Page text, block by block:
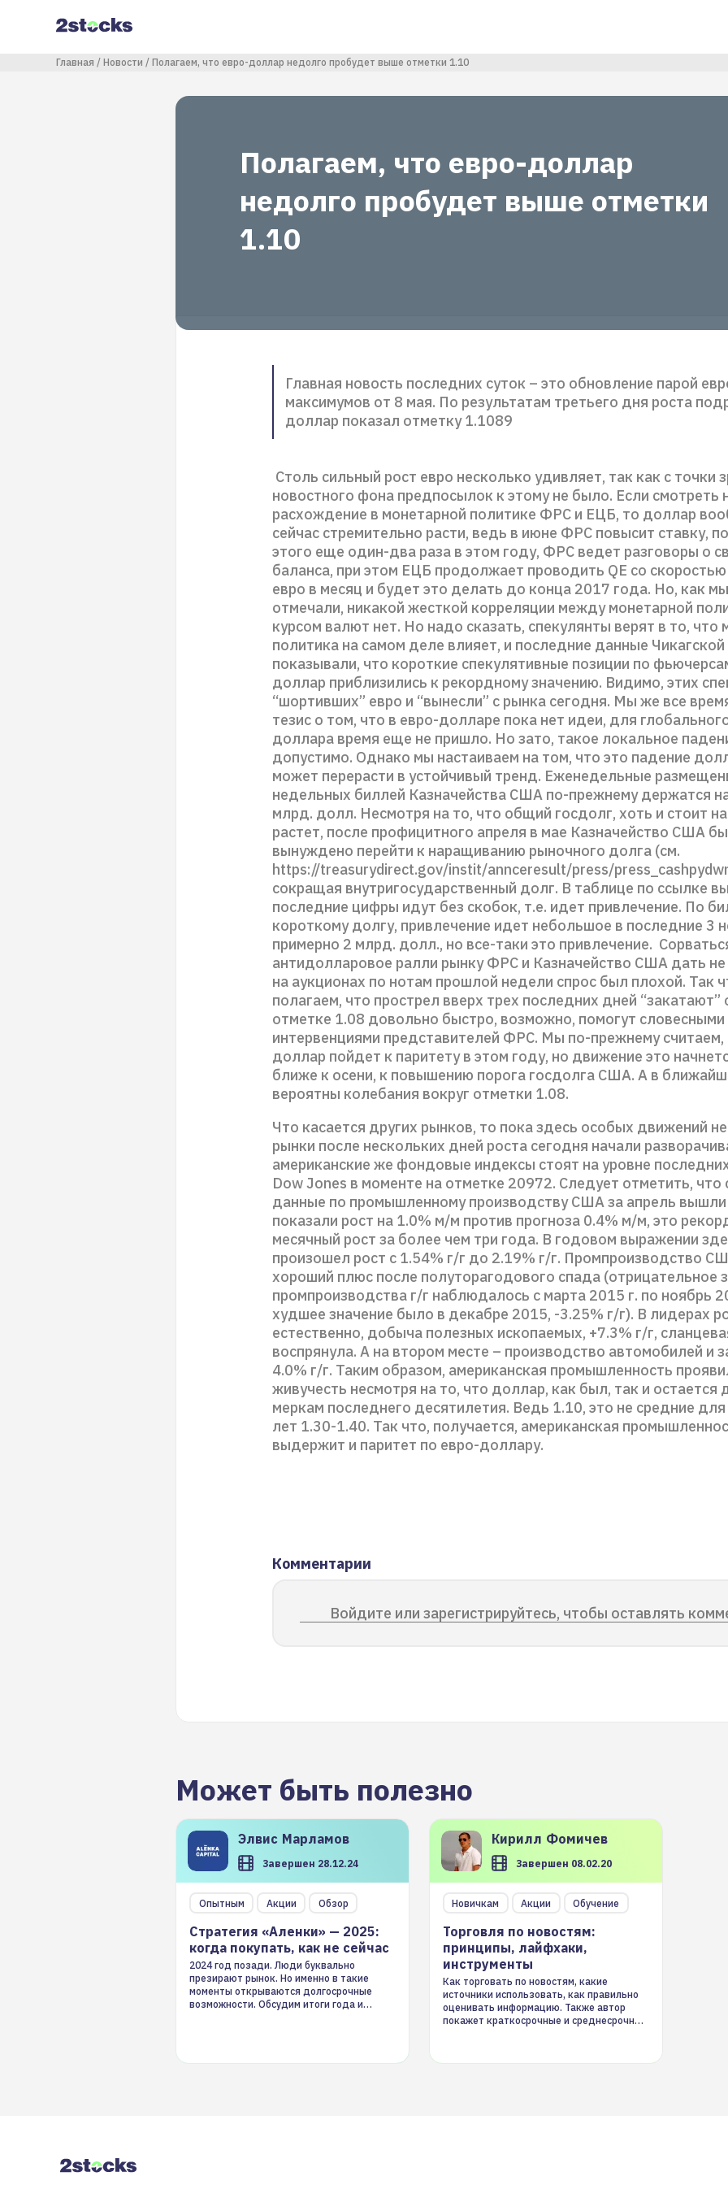
содержанию
Строка навигации
Главная Новости Полагаем, что евро-доллар недолго пробудет выше отметки 1.10
Полагаем, что евро-доллар
недолго пробудет выше отметки
1.10
Главная новость последних суток – это обновление парой
максимумов от 8 мая. По результатам третьего дня роста
доллар показал отметку 1.1089
Столь сильный рост евро несколько удивляет, так как с точки
новостного фона предпосылок к этому не было. Если смотреть
расхождение в монетарной политике ФРС и ЕЦБ, то доллар
сейчас стремительно расти, ведь в июне ФРС повысит ставку,
этого еще один-два раза в этом году, ФРС ведет разговоры о
баланса, при этом ЕЦБ продолжает проводить QE со
евро в месяц и будет это делать до конца 2017 года. Но, как
отмечали, никакой жесткой корреляции между монетарной
курсом валют нет. Но надо сказать, спекулянты верят в то, что
политика на самом деле влияет, и последние данные
показывали, что короткие спекулятивные позиции по
доллар приблизились к рекордному значению. Видимо, этих
“шортивших” евро и “вынесли” с рынка сегодня. Мы же все
тезис о том, что в евро-долларе пока нет идеи, для
доллара время еще не пришло. Но зато, такое локальное
допустимо. Однако мы настаиваем на том, что это падение
может перерасти в устойчивый тренд. Еженедельные
недельных биллей Казначейства США по-прежнему держатся
млрд. долл. Несмотря на то, что общий госдолг, хоть и стоит
растет, после профицитного апреля в мае Казначейство США
вынуждено перейти к наращиванию рыночного долга (см.
https://treasurydirect.gov/instit/annceresult/press/
сокращая внутригосударственный долг. В таблице по ссылке
последние цифры идут без скобок, т.е. идет привлечение. По
короткому долгу, привлечение идет небольшое в последние 3
примерно 2 млрд. долл., но все-таки это привлечение.
антидолларовое ралли рынку ФРС и Казначейство США дать не
на аукционах по нотам прошлой недели спрос был плохой. Так
полагаем, что прострел вверх трех последних дней “закатают”
отметке 1.08 довольно быстро, возможно, помогут словесными
интервенциями представителей ФРС. Мы по-прежнему считаем,
доллар пойдет к паритету в этом году, но движение это
ближе к осени, к повышению порога госдолга США. А в
вероятны колебания вокруг отметки 1.08.
Что касается других рынков, то пока здесь особых движений
рынки после нескольких дней роста сегодня начали
американские же фондовые индексы стоят на уровне
Dow Jones в моменте на отметке 20972. Следует отметить, что
данные по промышленному производству США за апрель
показали рост на 1.0% м/м против прогноза 0.4% м/м, это
месячный рост за более чем три года. В годовом выражении
произошел рост с 1.54% г/г до 2.19% г/г. Промпроизводство
хороший плюс после полуторагодового спада (отрицательное
промпроизводства г/г наблюдалось с марта 2015 г. по ноябрь
худшее значение было в декабре 2015, -3.25% г/г). В лидерах
естественно, добыча полезных ископаемых, +7.3% г/г,
воспрянула. А на втором месте – производство автомобилей и
4.0% г/г. Таким образом, американская промышленность
живучесть несмотря на то, что доллар, как был, так и остается
меркам последнего десятилетия. Ведь 1.10, это не средние
лет 1.30-1.40. Так что, получается, американская
выдержит и паритет по евро-доллару.
Комментарии
Войдите или зарегистрируйтесь, чтобы оставлять
Может быть полезно
Элвис Марламов
Завершен 28.12.24
Опытным Акции Обзор
Стратегия «Аленки» — 2025:
когда покупать, как не сейчас
2024 год позади. Люди буквально
презирают рынок. Но именно в такие
моменты открываются долгосрочные
возможности. Обсудим итоги года и
Кирилл Фомичев
Завершен 08.02.20
Новичкам Акции Обучение
Торговля по новостям:
принципы, лайфхаки,
инструменты
Как торговать по новостям, какие
источники использовать, как правильно
оценивать информацию. Также автор
покажет краткосрочные и среднесрочные